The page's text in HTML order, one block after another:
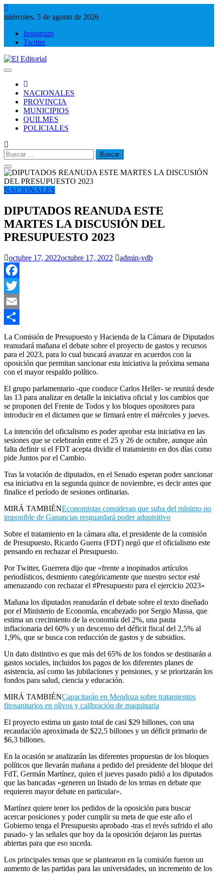
Saltar
al
miércoles, 5 de agosto de 2026
Instagram
Twitter
NACIONALES
PROVINCIA
MUNICIPIOS
QUILMES
POLICIALES
Buscar:
NACIONALES
DIPUTADOS REANUDA ESTE
MARTES LA DISCUSIÓN DEL
PRESUPUESTO 2023
octubre 17, 2022octubre 17, 2022 admin-vdb
Facebook
Twitter
Email
Compartir
La Comisión de Presupuesto y Hacienda de la Cámara de Diputados
reanudará mañana el debate sobre el proyecto de gastos y recursos
para el 2023, para lo cual buscará avanzar en acuerdos con la
oposición que permitan sancionar esta iniciativa la próxima semana
con el mayor respaldo político.
El grupo parlamentario -que conduce Carlos Heller- se reunirá desde
las 13 para analizar en detalle la iniciativa oficial y los cambios que
se proponen del Frente de Todos y los bloques opositores para
introducir en el dictamen que se firmará entre el miércoles y jueves.
La intención del oficialismo es poder aprobar esta iniciativa en las
sesiones que se celebrarán entre el 25 y 26 de octubre, aunque aún
falta definir si el FDT acepta dividir el tratamiento en dos días como
pide Juntos por el Cambio.
Tras la votación de diputados, en el Senado esperan poder sancionar
esa iniciativa en la segunda quince de noviembre, es decir antes que
finalice el período de sesiones ordinarias.
MIRÁ TAMBIÉNEconomistas consideran que suba del mínimo no
imponible de Ganancias resguardará poder adquisitivo
Sobre el tratamiento en la cámara alta, el presidente de la comisión
de Presupuesto, Ricardo Guerra (FDT) negó que el oficialismo este
pensando en rechazar el Presupuesto.
Por Twitter, Guerrera dijo que «frente a inopinados artículos
periodísticos, desmiento categóricamente que nuestro sector esté
amenazando con rechazar el #Presupuesto para el ejercicio 2023»
Mañana los diputados reanudarán el debate sobre el texto diseñado
por el Ministerio de Economía, encabezado por Sergio Massa, que
estima un crecimiento de la economía del 2%, una pauta
inflacionaria del 60% y un descenso del déficit fiscal del 2,5% al
1,9%, que se busca con reducción de gastos y de subsidios.
Un dato distintivo es que más del 65% de los fondos se destinarán a
gastos sociales, incluidos los pagos de los diferentes planes de
asistencia, así como las jubilaciones y pensiones, y se priorizarán los
fondos para salud, ciencia y educación.
MIRÁ TAMBIÉNCapacitarán en Mendoza sobre tratamientos
fitosanitarios en olivos y calibración de maquinaria
El proyecto estima un gasto total de casi $29 billones, con una
recaudación aproximada de $22,5 billones y un déficit primario de
$6,3 billones.
En la ocasión se analizarán las diferentes propuestas de los bloques
políticos que llevarán mañana a pedido del presidente del bloque del
FdT, Germán Martínez, quien el jueves pasado pidió a los diputados
que las bancadas «generen un listado de los temas en debate que
requieren mayor debate en particular».
Martínez quiere tener los pedidos de la oposición para buscar
acercar posiciones y poder cumplir su meta de que este año el
Gobierno tenga el Presupuesto aprobado -tras el revés sufrido el año
pasado- y las señales que hoy da la oposición dejaron las puertas
abiertas para que eso suceda.
Los principales temas que se plantearon en la comisión fueron un
aumento de las partidas para las universidades, un incremento de los